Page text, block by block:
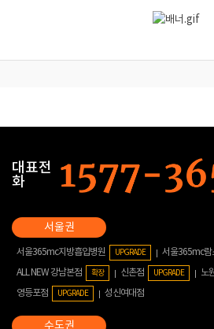
대표전
화
서울365mc지방흡입병원 UPGRADE 서울365mc람
ALL NEW 강남본점 확장 신촌점 UPGRADE 노
영등포점
UPGRADE 성신여대점